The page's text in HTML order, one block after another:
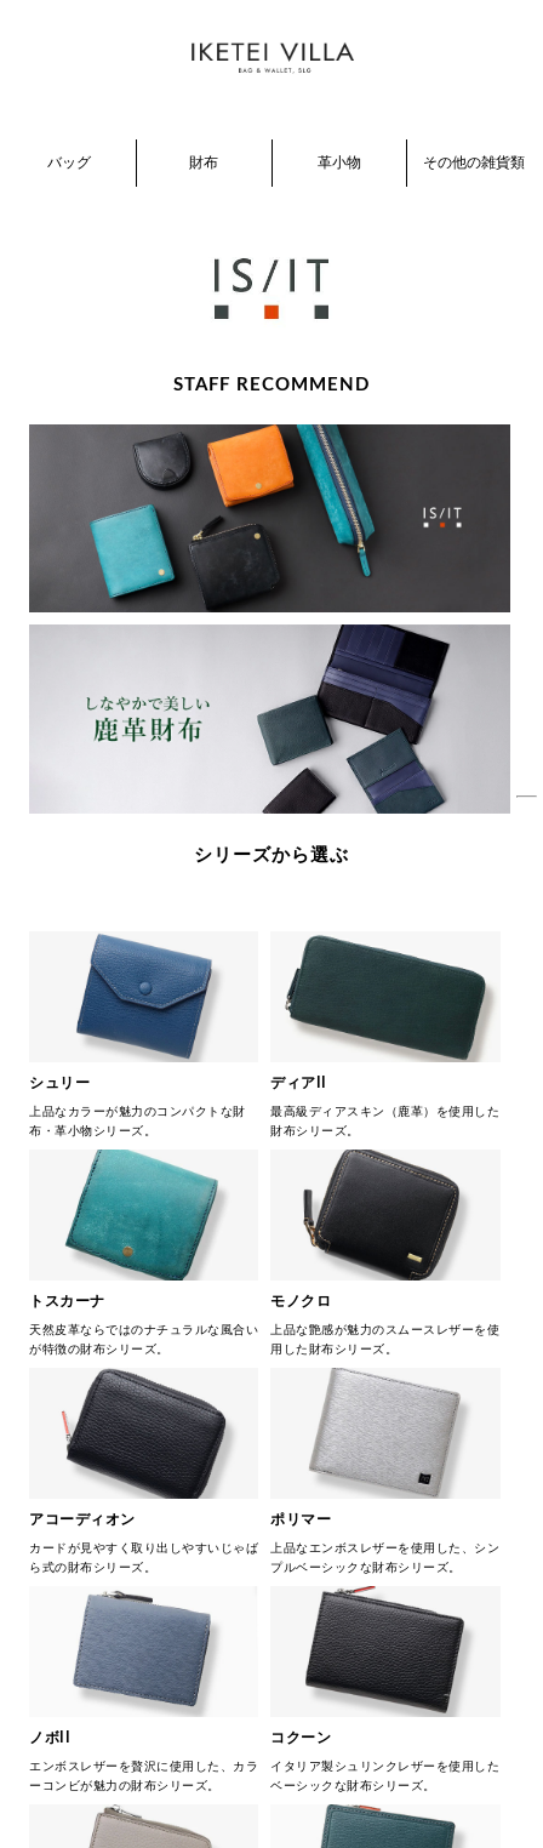
STAFF RECOMMEND
シリーズから選ぶ
シュリー
上品なカラーが魅力のコンパクトな財
布・革小物シリーズ。
ディアII
最高級ディアスキン（鹿革）を使用した
財布シリーズ。
トスカーナ
天然皮革ならではのナチュラルな風合い
が特徴の財布シリーズ。
モノクロ
上品な艶感が魅力のスムースレザーを使
用した財布シリーズ。
アコーディオン
カードが見やすく取り出しやすいじゃば
ら式の財布シリーズ。
ポリマー
上品なエンボスレザーを使用した、シン
プルベーシックな財布シリーズ。
ノボII
エンボスレザーを贅沢に使用した、カラ
ーコンビが魅力の財布シリーズ。
コクーン
イタリア製シュリンクレザーを使用した
ベーシックな財布シリーズ。